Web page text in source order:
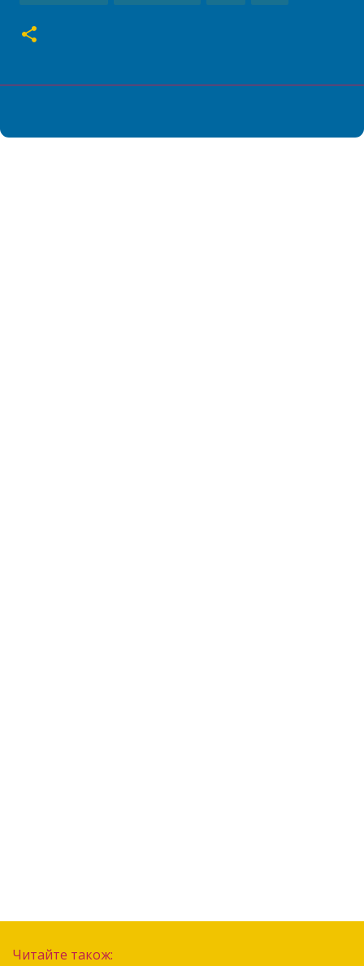
Читайте також: